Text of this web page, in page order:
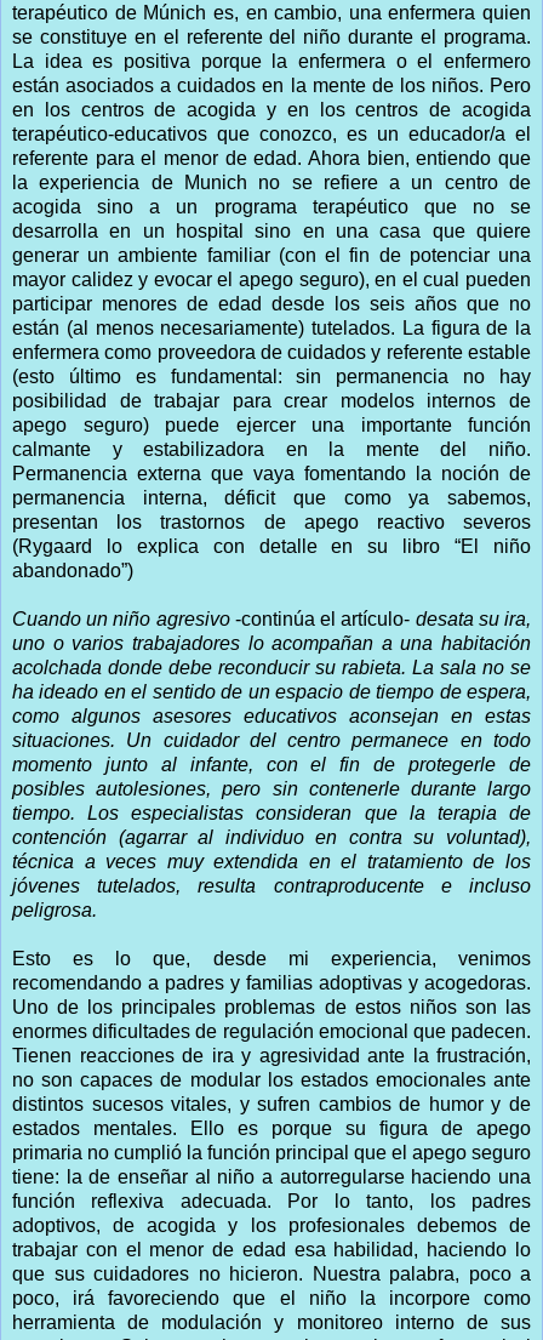
terapéutico de Múnich es, en cambio, una enfermera quien
se constituye en el referente del niño durante el programa.
La idea es positiva porque la enfermera o el enfermero
están asociados a cuidados en la mente de los niños. Pero
en los centros de acogida y en los centros de acogida
terapéutico-educativos que conozco, es un educador/a el
referente para el menor de edad. Ahora bien, entiendo que
la experiencia de Munich no se refiere a un centro de
acogida sino a un programa terapéutico que no se
desarrolla en un hospital sino en una casa que quiere
generar un ambiente familiar (con el fin de potenciar una
mayor calidez y evocar el apego seguro), en el cual pueden
participar menores de edad desde los seis años que no
están (al menos necesariamente) tutelados. La figura de la
enfermera como proveedora de cuidados y referente estable
(esto último es fundamental: sin permanencia no hay
posibilidad de trabajar para crear modelos internos de
apego seguro) puede ejercer una importante función
calmante y estabilizadora en la mente del niño.
Permanencia externa que vaya fomentando la noción de
permanencia interna, déficit que como ya sabemos,
presentan los trastornos de apego reactivo severos
(Rygaard lo explica con detalle en su libro “El niño
abandonado”)
Cuando un niño agresivo -continúa el artículo- desata su ira,
uno o varios trabajadores lo acompañan a una habitación
acolchada donde debe reconducir su rabieta. La sala no se
ha ideado en el sentido de un espacio de tiempo de espera,
como algunos asesores educativos aconsejan en estas
situaciones. Un cuidador del centro permanece en todo
momento junto al infante, con el fin de protegerle de
posibles autolesiones, pero sin contenerle durante largo
tiempo. Los especialistas consideran que la terapia de
contención (agarrar al individuo en contra su voluntad),
técnica a veces muy extendida en el tratamiento de los
jóvenes tutelados, resulta contraproducente e incluso
peligrosa.
Esto es lo que, desde mi experiencia, venimos
recomendando a padres y familias adoptivas y acogedoras.
Uno de los principales problemas de estos niños son las
enormes dificultades de regulación emocional que padecen.
Tienen reacciones de ira y agresividad ante la frustración,
no son capaces de modular los estados emocionales ante
distintos sucesos vitales, y sufren cambios de humor y de
estados mentales. Ello es porque su figura de apego
primaria no cumplió la función principal que el apego seguro
tiene: la de enseñar al niño a autorregularse haciendo una
función reflexiva adecuada. Por lo tanto, los padres
adoptivos, de acogida y los profesionales debemos de
trabajar con el menor de edad esa habilidad, haciendo lo
que sus cuidadores no hicieron. Nuestra palabra, poco a
poco, irá favoreciendo que el niño la incorpore como
herramienta de modulación y monitoreo interno de sus